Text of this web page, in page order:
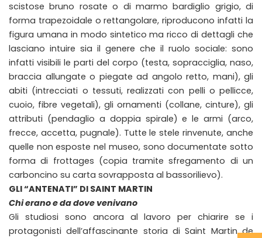
scistose bruno rosate o di marmo bardiglio grigio, di
forma trapezoidale o rettangolare, riproducono infatti la
figura umana in modo sintetico ma ricco di dettagli che
lasciano intuire sia il genere che il ruolo sociale: sono
infatti visibili le parti del corpo (testa, sopracciglia, naso,
braccia allungate o piegate ad angolo retto, mani), gli
abiti (intrecciati o tessuti, realizzati con pelli o pellicce,
cuoio, fibre vegetali), gli ornamenti (collane, cinture), gli
attributi (pendaglio a doppia spirale) e le armi (arco,
frecce, accetta, pugnale). Tutte le stele rinvenute, anche
quelle non esposte nel museo, sono documentate sotto
forma di frottages (copia tramite sfregamento di un
carboncino su carta sovrapposta al bassorilievo).
GLI “ANTENATI” DI SAINT MARTIN
Chi erano e da dove venivano
Gli studiosi sono ancora al lavoro per chiarire se i
protagonisti dell’affascinante storia di Saint Martin de